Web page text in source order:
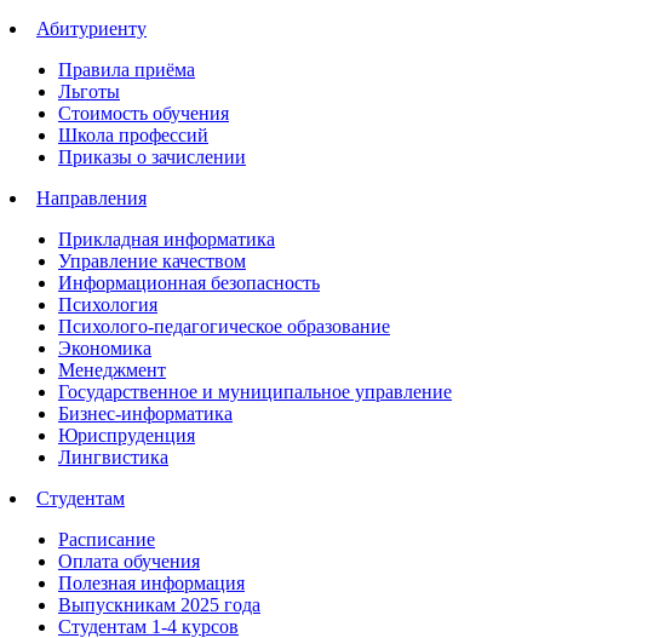
Абитуриенту
Правила приёма
Льготы
Стоимость обучения
Школа профессий
Приказы о зачислении
Направления
Прикладная информатика
Управление качеством
Информационная безопасность
Психология
Психолого-педагогическое образование
Экономика
Менеджмент
Государственное и муниципальное управление
Бизнес-информатика
Юриспруденция
Лингвистика
Студентам
Расписание
Оплата обучения
Полезная информация
Выпускникам 2025 года
Студентам 1-4 курсов